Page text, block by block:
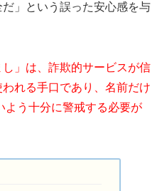
だ」という誤った安心感を与
」は、詐欺的サービスが信
れる手口であり、名前だけ
よう十分に警戒する必要が